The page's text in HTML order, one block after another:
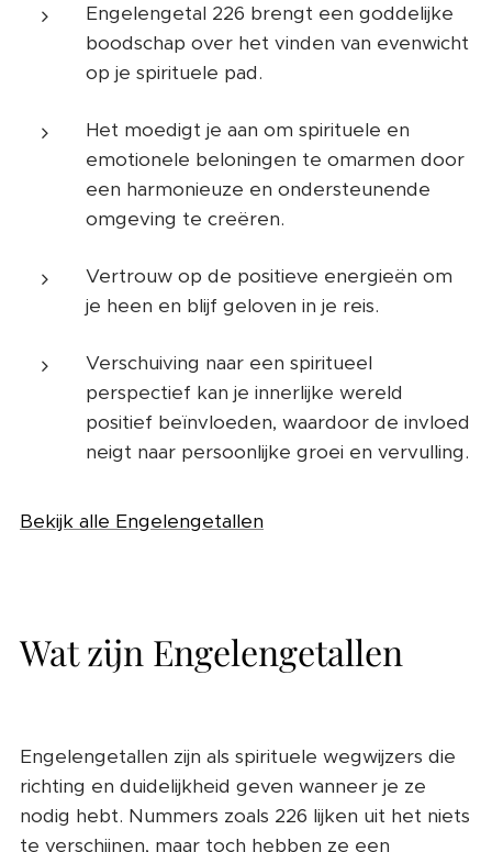
Engelengetal 226 brengt een goddelijke
boodschap over het vinden van evenwicht
op je spirituele pad.
Het moedigt je aan om spirituele en
emotionele beloningen te omarmen door
een harmonieuze en ondersteunende
omgeving te creëren.
Vertrouw op de positieve energieën om
je heen en blijf geloven in je reis.
Verschuiving naar een spiritueel
perspectief kan je innerlijke wereld
positief beïnvloeden, waardoor de invloed
neigt naar persoonlijke groei en vervulling.
Bekijk alle Engelengetallen
Wat zijn Engelengetallen
Engelengetallen zijn als spirituele wegwijzers die
richting en duidelijkheid geven wanneer je ze
nodig hebt. Nummers zoals 226 lijken uit het niets
te verschijnen, maar toch hebben ze een